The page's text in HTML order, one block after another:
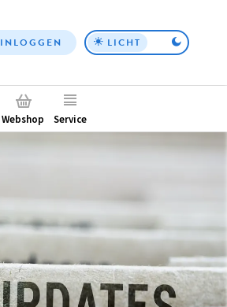
Top
INLOGGEN LICHT
Webshop Service